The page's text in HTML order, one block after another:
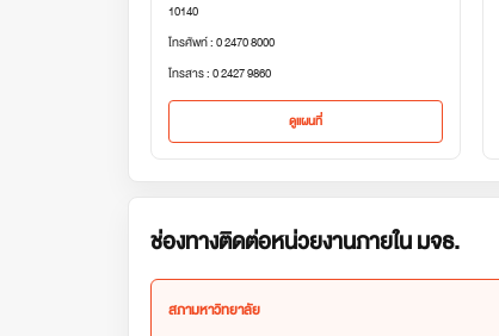
10140
โทรศัพท์ : 0 2470 8000
โทรสาร : 0 2427 9860
ดูแผนที่
ช่องทางติดต่อหน่วยงานภายใน มจธ.
สภามหาวิทยาลัย